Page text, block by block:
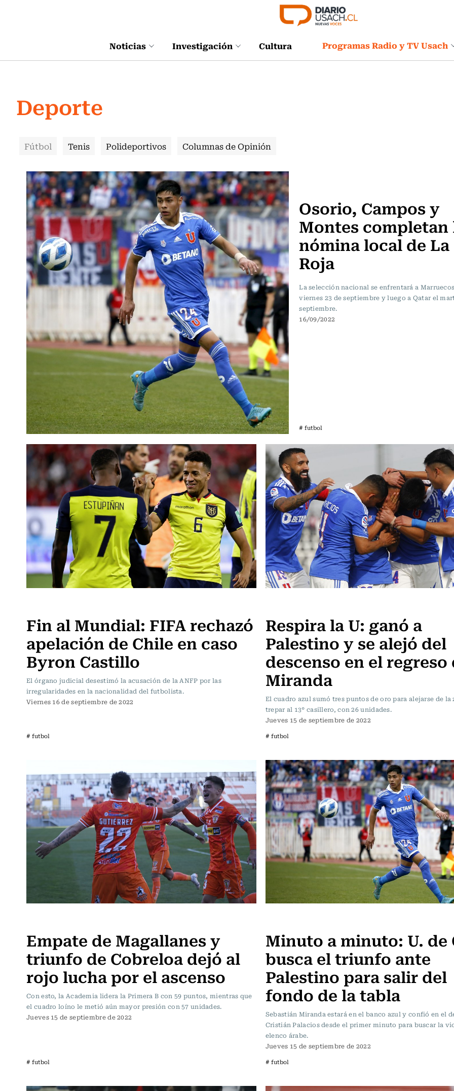
Noticias Investigación Cultura Programas Radio y TV Usach
Deporte
Fútbol Tenis Polideportivos Columnas de Opinión
Osorio, Campos y
Montes completan
nómina local de La
Roja
La selección nacional se enfrentará a
viernes 23 de septiembre y luego a Qatar el
septiembre.
16/09/2022
# futbol
Fin al Mundial: FIFA rechazó
apelación de Chile en caso
Byron Castillo
El órgano judicial desestimó la acusación de la ANFP por las
irregularidades en la nacionalidad del futbolista.
Viernes 16 de septiembre de 2022
# futbol
Respira la U: ganó a
Palestino y se alejó del
descenso en el regreso
Miranda
El cuadro azul sumó tres puntos de oro para alejarse de la
trepar al 13° casillero, con 26 unidades.
Jueves 15 de septiembre de 2022
# futbol
Empate de Magallanes y
triunfo de Cobreloa dejó al
rojo lucha por el ascenso
Con esto, la Academia lidera la Primera B con 59 puntos, mientras que
el cuadro loíno le metió aún mayor presión con 57 unidades.
Jueves 15 de septiembre de 2022
# futbol
Minuto a minuto: U. de
busca el triunfo ante
Palestino para salir del
fondo de la tabla
Sebastián Miranda estará en el banco azul y confió en el
Cristián Palacios desde el primer minuto para buscar la
elenco árabe.
Jueves 15 de septiembre de 2022
# futbol